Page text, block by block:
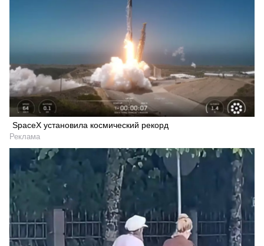
SpaceX установила космический рекорд
Реклама